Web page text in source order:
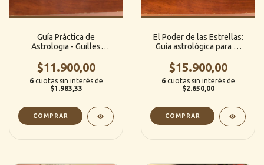
Guía Práctica de
Astrologia - Guilles
$11.900,00
6 cuotas sin interés de
$1.983,33
El Poder de las Estrellas:
Guía astrológica para el
Stallone / Mim Eichler (J.
Vergara)
$15.900,00
6 cuotas sin interés de
$2.650,00